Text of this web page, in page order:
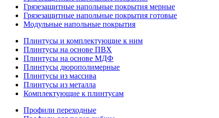
Грязезащитные напольные покрытия мерные
Грязезащитные напольные покрытия готовые
Модульные напольные покрытия
Плинтусы и комплектующие к ним
Плинтусы на основе ПВХ
Плинтусы на основе МДФ
Плинтусы дюрополимерные
Плинтусы из массива
Плинтусы из металла
Комплектующие к плинтусам
Профили переходные